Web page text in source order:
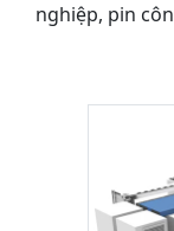
nghiệp, pin